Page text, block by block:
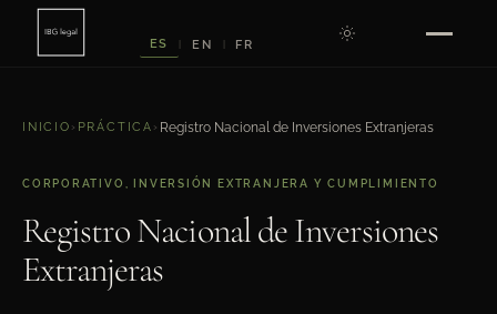
ES EN FR
INICIO › PRÁCTICA › Registro Nacional de Inversiones Extranjeras
CORPORATIVO, INVERSIÓN EXTRANJERA Y CUMPLIMIENTO
Registro Nacional de Inversiones
Extranjeras